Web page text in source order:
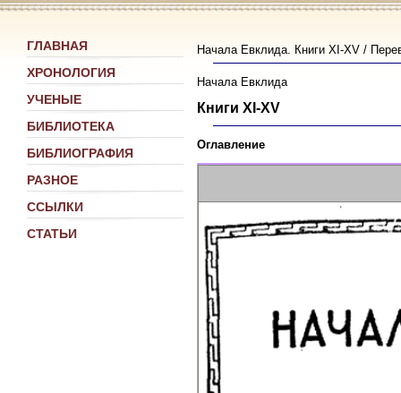
ГЛАВНАЯ
ХРОНОЛОГИЯ
УЧЕНЫЕ
БИБЛИОТЕКА
БИБЛИОГРАФИЯ
РАЗНОЕ
ССЫЛКИ
СТАТЬИ
Начала Евклида. Книги XI-XV /
Начала Евклида
Книги XI-XV
Оглавление